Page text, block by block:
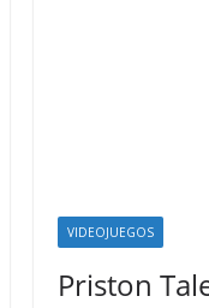
VIDEOJUEGOS
Priston